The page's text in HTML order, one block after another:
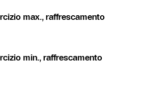
max., raffrescamento
min., raffrescamento